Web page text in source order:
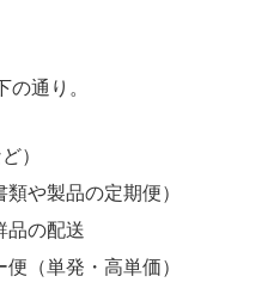
通り。
）
や製品の定期便）
品の配送
（単発・高単価）